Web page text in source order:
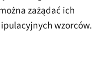
zażądać ich
wzorców.